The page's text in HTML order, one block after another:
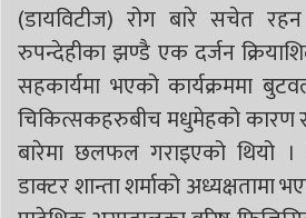
(डायविटीज) रोग बारे सचेत
रुपन्देहीका झण्डै एक दर्जन
सहकार्यमा भएको कार्यक्रममा
चिकित्सकहरुबीच मधुमेहको कारण
बारेमा छलफल गराइएको थियो
डाक्टर शान्ता शर्माको अध्यक्षतामा